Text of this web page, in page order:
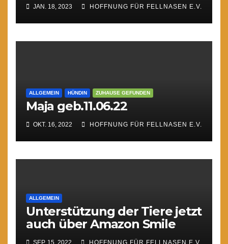
JAN. 18, 2023 HOFFNUNG FÜR FELLNASEN E.V.
ALLGEMEIN HÜNDIN ZUHAUSE GEFUNDEN
Maja geb.11.06.22
OKT. 16, 2022 HOFFNUNG FÜR FELLNASEN E.V.
ALLGEMEIN
Unterstützung der Tiere jetzt
auch über Amazon Smile
SEP. 15, 2022 HOFFNUNG FÜR FELLNASEN E.V.